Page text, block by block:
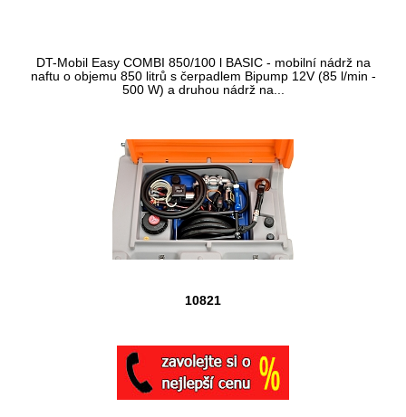
DT-Mobil Easy COMBI 850/100 l BASIC - mobilní nádrž na
naftu o objemu 850 litrů s čerpadlem Bipump 12V (85 l/min -
500 W) a druhou nádrž na...
10821